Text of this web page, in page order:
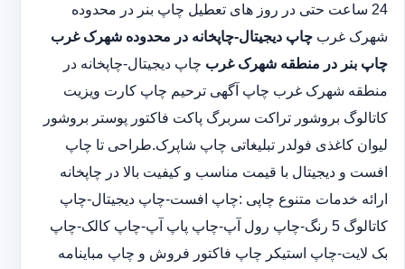
24 ساعت حتی در روز های تعطیل چاپ بنر در محدوده
شهرک غرب چاپ دیجیتال-چاپخانه در محدوده شهرک غرب
چاپ بنر در منطقه شهرک غرب چاپ دیجیتال-چاپخانه در
منطقه شهرک غرب چاپ آگهی ترحیم چاپ کارت ویزیت
کاتالوگ بروشور تراکت سربرگ پاکت فاکتور پوستر بروشور
لیوان کاغذی فولدر تبلیغاتی چاپ شاپرک.طراحی تا چاپ
افست و دیجیتال با قیمت مناسب و کیفیت بالا در چاپخانه
ارائه خدمات متنوع چاپی :چاپ افست-چاپ دیجیتال-چاپ
کاتالوگ 5 رنگ-چاپ رول آپ-چاپ پاپ آپ-چاپ کالک-چاپ
بک لایت-چاپ استیکر چاپ فاکتور فروش و چاپ مباینامه